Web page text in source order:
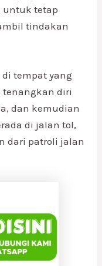
untuk tetap
tindakan
tempat yang
tenangkan diri
dan kemudian
di jalan tol,
dari patroli jalan